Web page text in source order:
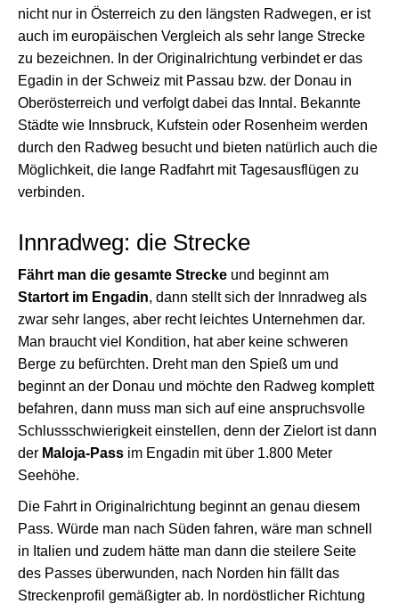
nicht nur in Österreich zu den längsten Radwegen, er ist
auch im europäischen Vergleich als sehr lange Strecke
zu bezeichnen. In der Originalrichtung verbindet er das
Egadin in der Schweiz mit Passau bzw. der Donau in
Oberösterreich und verfolgt dabei das Inntal. Bekannte
Städte wie Innsbruck, Kufstein oder Rosenheim werden
durch den Radweg besucht und bieten natürlich auch die
Möglichkeit, die lange Radfahrt mit Tagesausflügen zu
verbinden.
Innradweg: die Strecke
Fährt man die gesamte Strecke und beginnt am
Startort im Engadin, dann stellt sich der Innradweg als
zwar sehr langes, aber recht leichtes Unternehmen dar.
Man braucht viel Kondition, hat aber keine schweren
Berge zu befürchten. Dreht man den Spieß um und
beginnt an der Donau und möchte den Radweg komplett
befahren, dann muss man sich auf eine anspruchsvolle
Schlussschwierigkeit einstellen, denn der Zielort ist dann
der Maloja-Pass im Engadin mit über 1.800 Meter
Seehöhe.
Die Fahrt in Originalrichtung beginnt an genau diesem
Pass. Würde man nach Süden fahren, wäre man schnell
in Italien und zudem hätte man dann die steilere Seite
des Passes überwunden, nach Norden hin fällt das
Streckenprofil gemäßigter ab. In nordöstlicher Richtung